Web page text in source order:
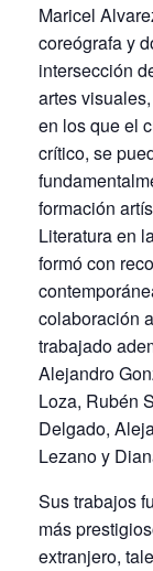
Maricel
coreógrafa y
intersección
artes
en los que el
crítico, se
formación
Literatura en
formó con
colaboración
trabajado
Alejandro
Loza, Rubén
Delgado,
Lezano y
Sus trabajos
más
extranjero,